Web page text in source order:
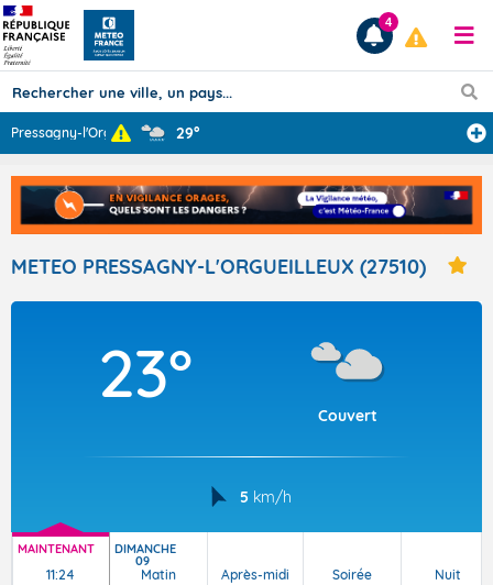
Prévisions
TOUS LES RÉSULTATS
Articles
4
Pressagny-l'Org ... 29°
METEO PRESSAGNY-L'ORGUEILLEUX (27510)
23°
Couvert
5 km/h
MAINTENANT
11:24
DIMANCHE
09
Matin Après-midi Soirée Nuit